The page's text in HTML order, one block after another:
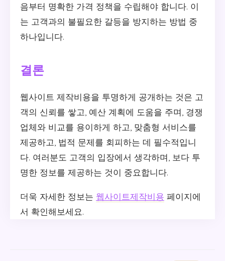
음부터 명확한 가격 정책을 수립해야 합니다. 이
는 고객과의 불필요한 갈등을 방지하는 방법 중
하나입니다.
결론
웹사이트 제작비용을 투명하게 공개하는 것은 고
객의 신뢰를 쌓고, 예산 계획에 도움을 주며, 경쟁
업체와 비교를 용이하게 하고, 맞춤형 서비스를
제공하고, 법적 문제를 회피하는 데 필수적입니
다. 여러분도 고객의 입장에서 생각하며, 보다 투
명한 정보를 제공하는 것이 중요합니다.
더욱 자세한 정보는 웹사이트제작비용 페이지에
서 확인해보세요.